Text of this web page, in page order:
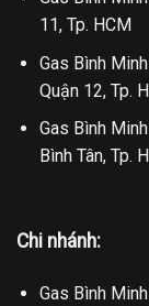
11, Tp. HCM
Gas Bình
Quận 12, Tp.
Gas Bình
Bình Tân, Tp.
Chi nhánh:
Gas Bình